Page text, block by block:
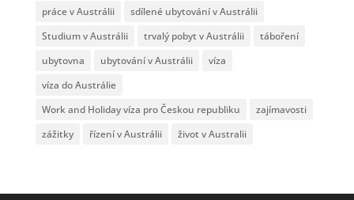
práce v Austrálii
sdílené ubytování v Austrálii
Studium v Austrálii
trvalý pobyt v Austrálii
táboření
ubytovna
ubytování v Austrálii
víza
víza do Austrálie
Work and Holiday víza pro Českou republiku
zajímavosti
zážitky
řízení v Austrálii život v Australii